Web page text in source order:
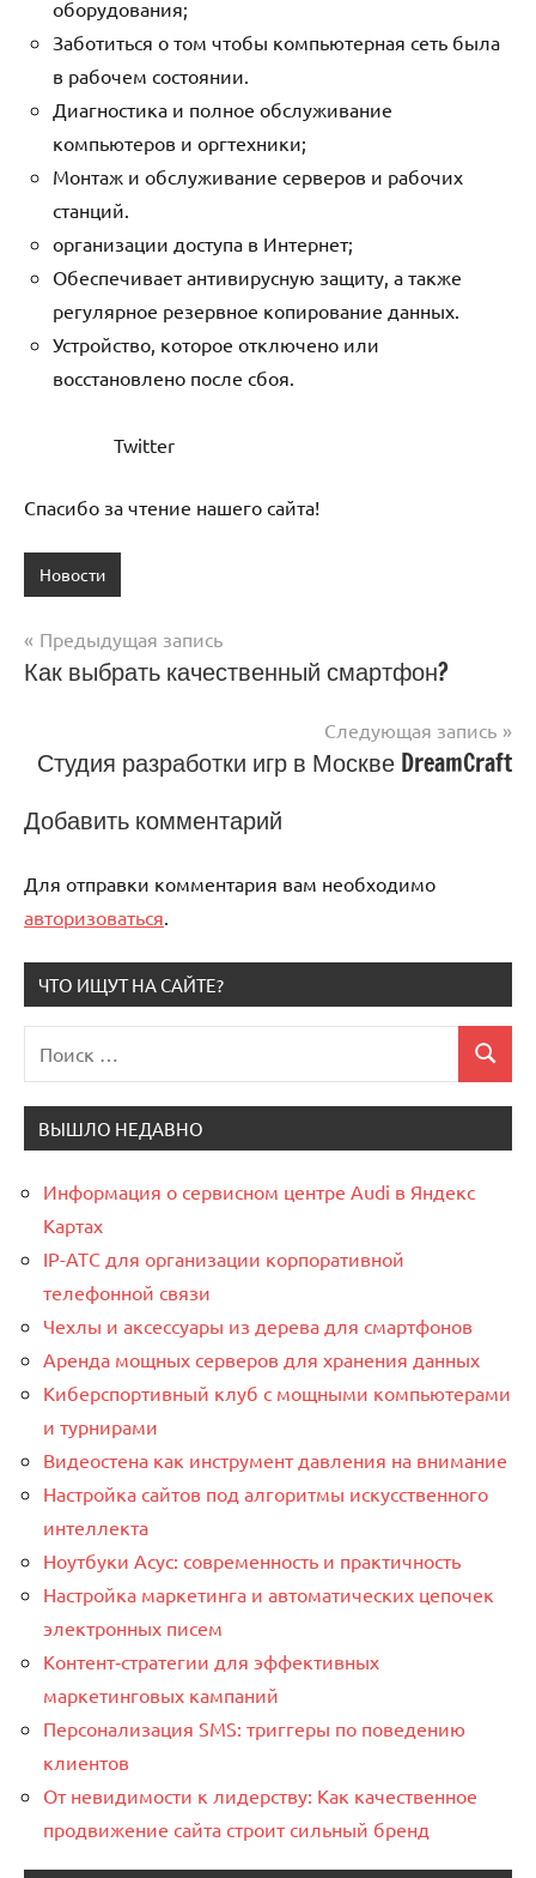
оборудования;
Заботиться о том чтобы компьютерная сеть была
в рабочем состоянии.
Диагностика и полное обслуживание
компьютеров и оргтехники;
Монтаж и обслуживание серверов и рабочих
станций.
организации доступа в Интернет;
Обеспечивает антивирусную защиту, а также
регулярное резервное копирование данных.
Устройство, которое отключено или
восстановлено после сбоя.
Twitter
Спасибо за чтение нашего сайта!
Новости
Навигация
записям
Предыдущая запись
Как выбрать качественный смартфон?
Следующая запись
Студия разработки игр в Москве DreamCraft
Добавить комментарий
Для отправки комментария вам необходимо
авторизоваться
ЧТО ИЩУТ НА САЙТЕ?
для:
Поиск
ВЫШЛО НЕДАВНО
Информация о сервисном центре Audi в Яндекс
Картах
IP-АТС для организации корпоративной
телефонной связи
Чехлы и аксессуары из дерева для смартфонов
Аренда мощных серверов для хранения данных
Киберспортивный клуб с мощными компьютерами
и турнирами
Видеостена как инструмент давления на внимание
Настройка сайтов под алгоритмы искусственного
интеллекта
Ноутбуки Асус: современность и практичность
Настройка маркетинга и автоматических цепочек
электронных писем
Контент‑стратегии для эффективных
маркетинговых кампаний
Персонализация SMS: триггеры по поведению
клиентов
От невидимости к лидерству: Как качественное
продвижение сайта строит сильный бренд